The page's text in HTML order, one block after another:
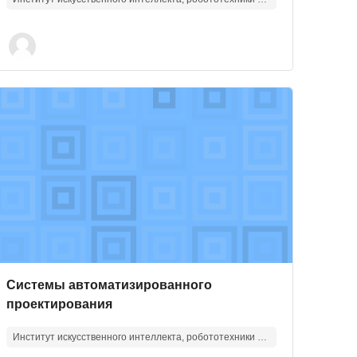
Изображение курса
Название курса
Системы автоматизированного
проектирования
Институт искусственного интеллекта, робототехники и системной инженерии